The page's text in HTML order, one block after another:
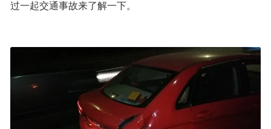
过一起交通事故来了解一下。